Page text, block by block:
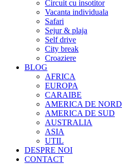
Circuit cu insotitor
Vacanta individuala
Safari
Sejur & plaja
Self drive
City break
Croaziere
BLOG
AFRICA
EUROPA
CARAIBE
AMERICA DE NORD
AMERICA DE SUD
AUSTRALIA
ASIA
UTIL
DESPRE NOI
CONTACT